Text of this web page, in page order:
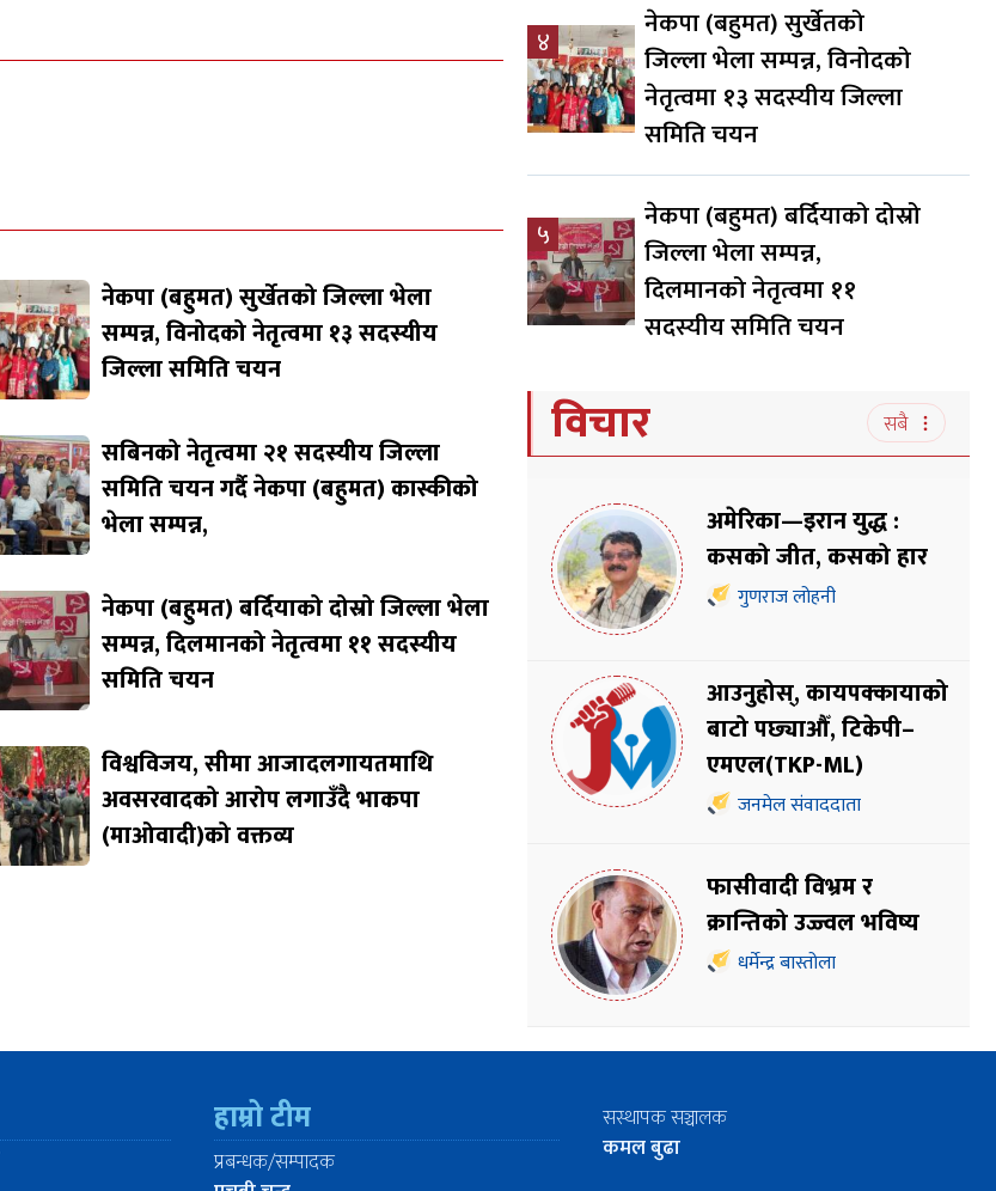
नेकपा (बहुमत) सुर्खेतको जिल्ला भेला
सम्पन्न, विनोदको नेतृत्वमा १३ सदस्यीय
जिल्ला समिति चयन
सबिनको नेतृत्वमा २१ सदस्यीय जिल्ला
समिति चयन गर्दै नेकपा (बहुमत) कास्कीको
भेला सम्पन्न,
नेकपा (बहुमत) बर्दियाको दोस्रो जिल्ला भेला
सम्पन्न, दिलमानको नेतृत्वमा ११ सदस्यीय
समिति चयन
विश्वविजय, सीमा आजादलगायतमाथि
अवसरवादको आरोप लगाउँदै भाकपा
(माओवादी)को वक्तव्य
४
नेकपा (बहुमत) सुर्खेतको
जिल्ला भेला सम्पन्न, विनोदको
नेतृत्वमा १३ सदस्यीय जिल्ला
समिति चयन
५
नेकपा (बहुमत) बर्दियाको दोस्रो
जिल्ला भेला सम्पन्न,
दिलमानको नेतृत्वमा ११
सदस्यीय समिति चयन
विचार सबै
अमेरिका—इरान युद्ध :
कसको जीत, कसको हार
गुणराज लोहनी
आउनुहोस्, कायपक्कायाको
बाटो पछ्याऔँ, टिकेपी–
एमएल(TKP-ML)
जनमेल संवाददाता
फासीवादी विभ्रम र
क्रान्तिको उज्ज्वल भविष्य
धर्मेन्द्र बास्तोला
हाम्रो टीम
प्रबन्धक/सम्पादक
सस्थापक सञ्चालक
कमल बुढा